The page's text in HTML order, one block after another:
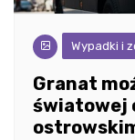
Wypadki i
Granat
światowej